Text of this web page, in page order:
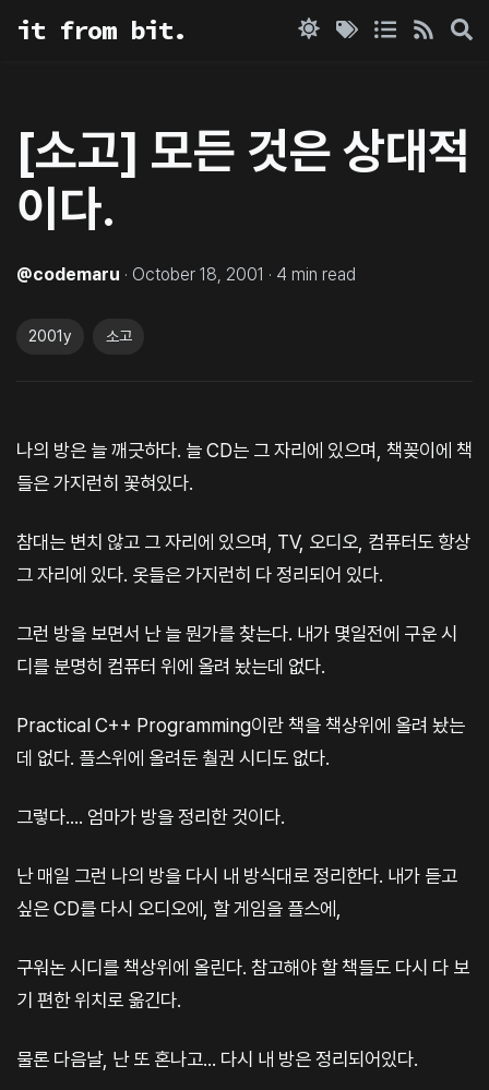
it from bit.
[소고] 모든 것은 상대적
이다.
@codemaru · October 18, 2001 · 4 min read
2001y 소고
나의 방은 늘 깨긋하다. 늘 CD는 그 자리에 있으며, 책꽂이에 책
들은 가지런히 꽃혀있다.
참대는 변치 않고 그 자리에 있으며, TV, 오디오, 컴퓨터도 항상
그 자리에 있다. 옷들은 가지런히 다 정리되어 있다.
그런 방을 보면서 난 늘 뭔가를 찾는다. 내가 몇일전에 구운 시
디를 분명히 컴퓨터 위에 올려 놨는데 없다.
Practical C++ Programming이란 책을 책상위에 올려 놨는
데 없다. 플스위에 올려둔 춸권 시디도 없다.
그렇다.... 엄마가 방을 정리한 것이다.
난 매일 그런 나의 방을 다시 내 방식대로 정리한다. 내가 듣고
싶은 CD를 다시 오디오에, 할 게임을 플스에,
구워논 시디를 책상위에 올린다. 참고해야 할 책들도 다시 다 보
기 편한 위치로 옮긴다.
물론 다음날, 난 또 혼나고... 다시 내 방은 정리되어있다.